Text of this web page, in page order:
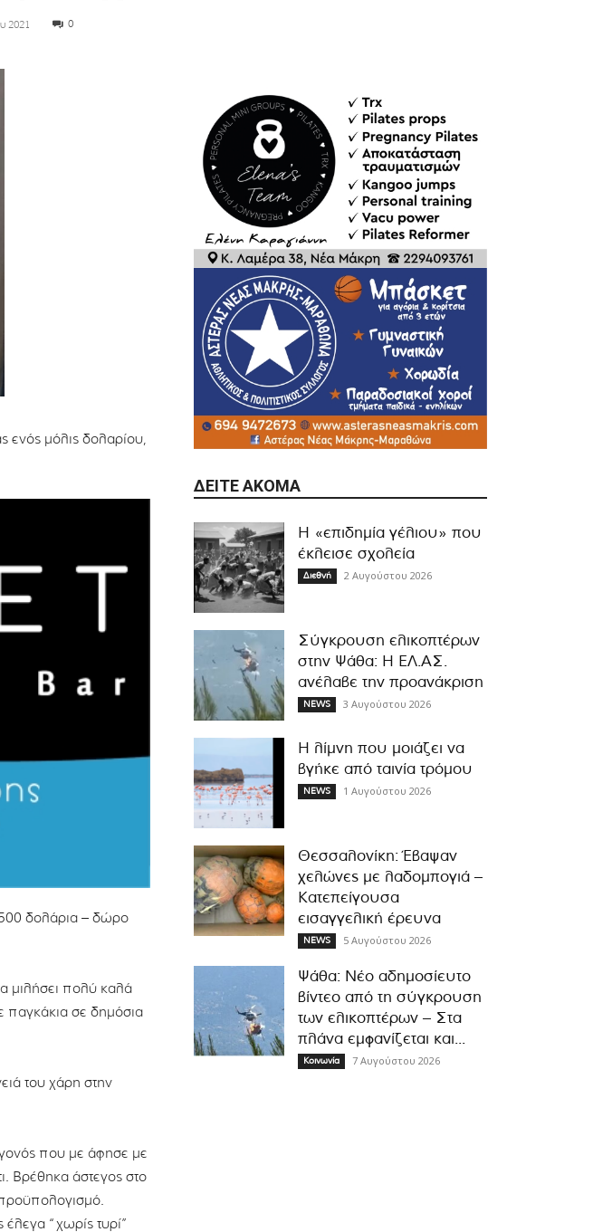
2021 0
ενός μόλις δολαρίου,
δολάρια – δώρο
μιλήσει πολύ καλά
παγκάκια σε δημόσια
του χάρη στην
που με άφησε με
Βρέθηκα άστεγος στο
“χωρίς τυρί”
ΔΕΊΤΕ ΑΚΌΜΑ
Η «επιδημία γέλιου» που
έκλεισε σχολεία
Διεθνή 2 Αυγούστου 2026
Σύγκρουση ελικοπτέρων
στην Ψάθα: Η ΕΛ.ΑΣ.
ανέλαβε την προανάκριση
NEWS 3 Αυγούστου 2026
Η λίμνη που μοιάζει να
βγήκε από ταινία τρόμου
NEWS 1 Αυγούστου 2026
Θεσσαλονίκη: Έβαψαν
χελώνες με λαδομπογιά –
Κατεπείγουσα
εισαγγελική έρευνα
NEWS 5 Αυγούστου 2026
Ψάθα: Νέο αδημοσίευτο
βίντεο από τη σύγκρουση
των ελικοπτέρων – Στα
πλάνα εμφανίζεται και...
Κοινωνία 7 Αυγούστου 2026